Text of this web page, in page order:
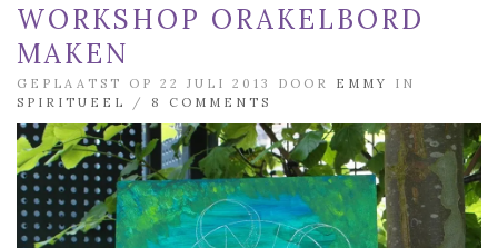
WORKSHOP ORAKELBORD
MAKEN
GEPLAATST OP 22 JULI 2013 DOOR EMMY
IN
SPIRITUEEL
/ 8 COMMENTS